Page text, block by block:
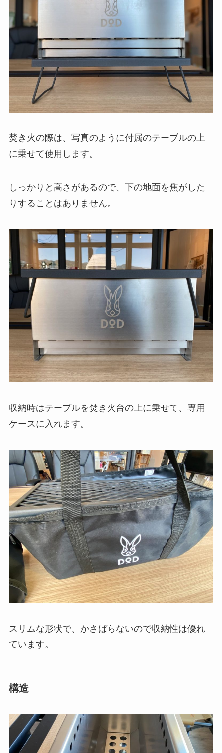
焚き火の際は、写真のように付属のテーブルの上
に乗せて使用します。
しっかりと高さがあるので、下の地面を焦がした
りすることはありません。
収納時はテーブルを焚き火台の上に乗せて、専用
ケースに入れます。
スリムな形状で、かさばらないので収納性は優れ
ています。
構造